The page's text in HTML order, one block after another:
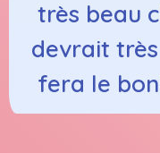
très beau
devrait
fera le